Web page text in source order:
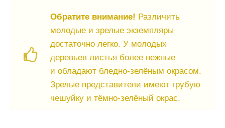
Обратите внимание! Различить
молодые и зрелые экземпляры
достаточно легко. У молодых
деревьев листья более нежные
и обладают бледно-зелёным окрасом.
Зрелые представители имеют грубую
чешуйку и тёмно-зелёный окрас.